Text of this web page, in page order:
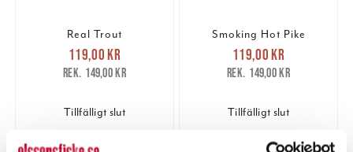
Real Trout
Nuvarande pris
119,00 krTidigare pris
149,00 kr
119,00 kr
149,00 kr
Tillfälligt slut
Smoking Hot Pike
Nuvarande pris
119,00 krTidigare pris
149,00 kr
119,00 kr
149,00 kr
Tillfälligt slut